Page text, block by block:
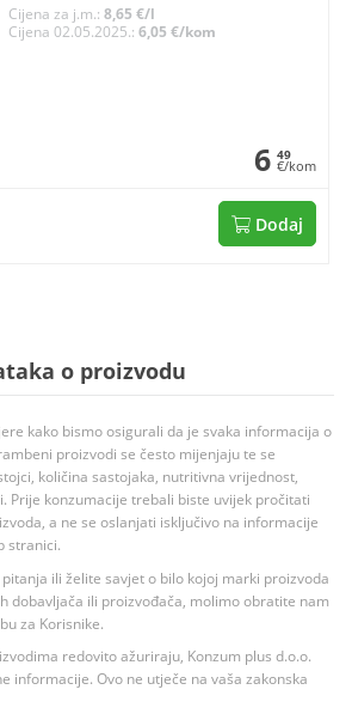
Cijena za j.m.:8,65 €/l
Cijena 02.05.2025.:6,05 €/kom
6 49
€/kom
Dodaj
o proizvodu
kako bismo osigurali da je svaka informacija o
proizvodi se često mijenjaju te se
količina sastojaka, nutritivna vrijednost,
Prije konzumacije trebali biste uvijek pročitati
a ne se oslanjati isključivo na informacije
stranici.
ili želite savjet o bilo kojoj marki proizvoda
dobavljača ili proizvođača, molimo obratite nam
za Korisnike.
redovito ažuriraju, Konzum plus d.o.o.
informacije. Ovo ne utječe na vaša zakonska